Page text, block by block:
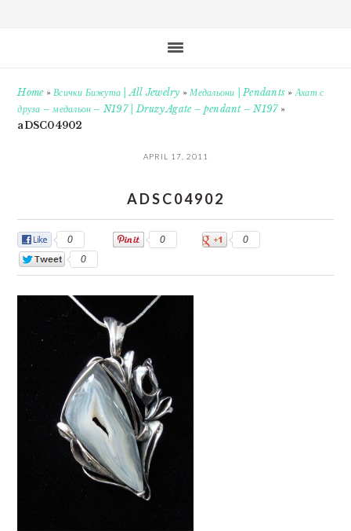
Home»Всички Бижута | All Jewelry »Медальони | Pendants »Ахат с
друза – медальон – N197 | Druzy Agate – pendant – N197»
aDSC04902
APRIL 17, 2011
ADSC04902
0 0
0
0